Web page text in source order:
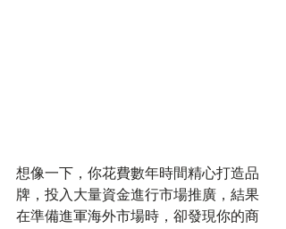
想像一下，你花費數年時間精心打造品
牌，投入大量資金進行市場推廣，結果
在準備進軍海外市場時，卻發現你的商